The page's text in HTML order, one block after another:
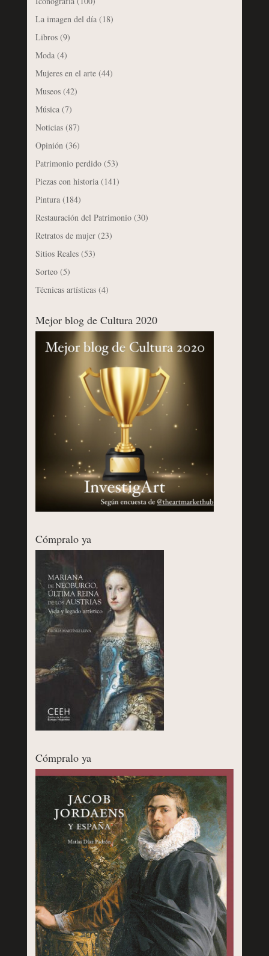
La imagen del día(18)
Libros(9)
Moda(4)
Mujeres en el arte(44)
Museos(42)
Música(7)
Noticias(87)
Opinión (36)
Patrimonio perdido(53)
Piezas con historia(141)
Pintura(184)
Restauración del Patrimonio(30)
Retratos de mujer(23)
Sitios Reales(53)
Sorteo(5)
Técnicas artísticas(4)
Mejor blog de Cultura 2020
Cómpralo ya
Cómpralo ya